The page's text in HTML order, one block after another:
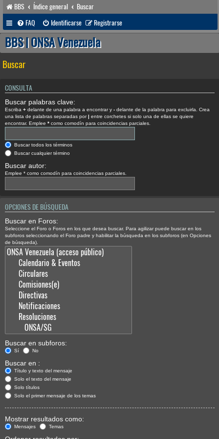
BBS Índice general
Buscar
FAQ
Identificarse Registrarse
BBS | ONSA Venezuela
Buscar
CONSULTA
Buscar palabras clave:
Escriba + delante de una palabra a encontrar y - delante de la palabra para excluirla. Crea
una lista de palabras separadas por| entre corchetes si solo una de ellas se quiere
encontrar. Emplee * como comodín para coincidencias parciales.
Buscar todos los términos
Buscar cualquier término
Buscar autor:
Emplee * como comodín para coincidencias parciales.
OPCIONES DE BÚSQUEDA
Buscar en Foros:
Seleccione el Foro o Foros en los que desea buscar. Para agilizar puede buscar en los
subforos seleccionando el Foro padre y habilitar la búsqueda en los subforos (en Opciones
de búsqueda).
Buscar en subforos:
Sí No
Buscar en :
Título y texto del mensaje
Solo el texto del mensaje
Solo títulos
Solo el primer mensaje de los temas
Mostrar resultados como:
Mensajes Temas